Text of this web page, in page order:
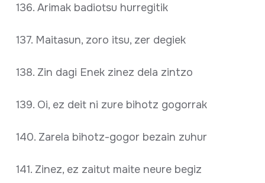
136. Arimak badiotsu hurregitik
137. Maitasun, zoro itsu, zer degiek
138. Zin dagi Enek zinez dela zintzo
139. Oi, ez deit ni zure bihotz gogorrak
140. Zarela bihotz-gogor bezain zuhur
141. Zinez, ez zaitut maite neure begiz